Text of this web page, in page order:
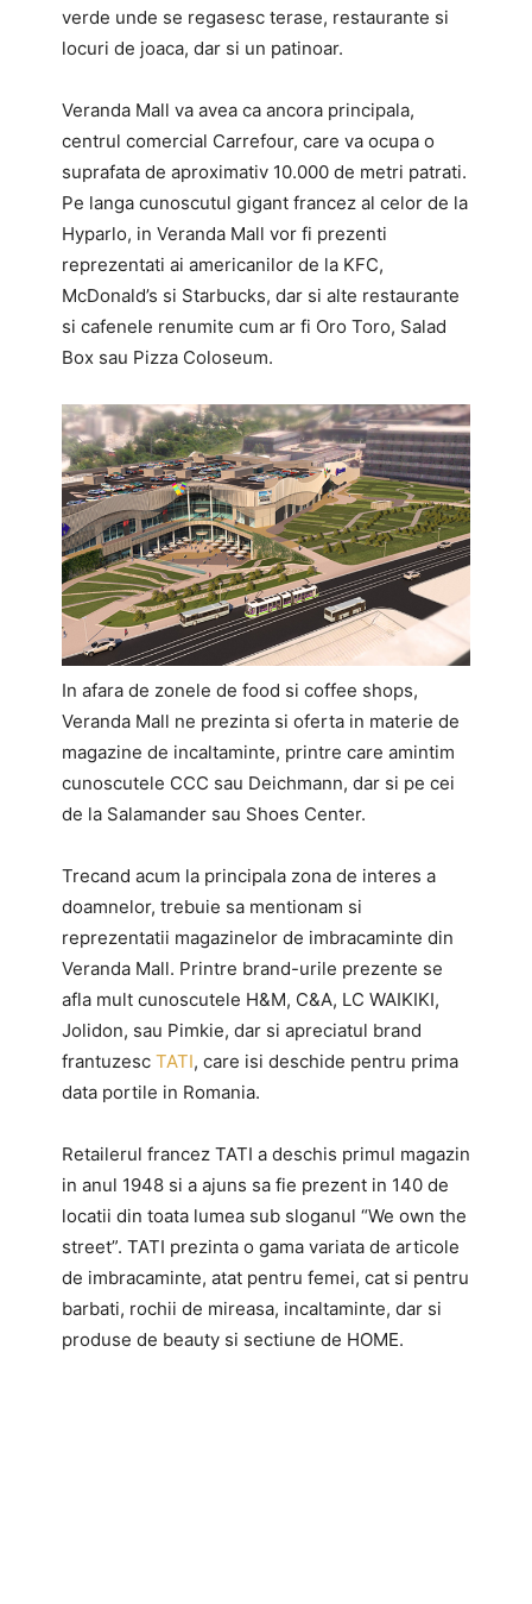
verde unde se regasesc terase, restaurante si
locuri de joaca, dar si un patinoar.
Veranda Mall va avea ca ancora principala,
centrul comercial Carrefour, care va ocupa o
suprafata de aproximativ 10.000 de metri patrati.
Pe langa cunoscutul gigant francez al celor de la
Hyparlo, in Veranda Mall vor fi prezenti
reprezentati ai americanilor de la KFC,
McDonald’s si Starbucks, dar si alte restaurante
si cafenele renumite cum ar fi Oro Toro, Salad
Box sau Pizza Coloseum.
In afara de zonele de food si coffee shops,
Veranda Mall ne prezinta si oferta in materie de
magazine de incaltaminte, printre care amintim
cunoscutele CCC sau Deichmann, dar si pe cei
de la Salamander sau Shoes Center.
Trecand acum la principala zona de interes a
doamnelor, trebuie sa mentionam si
reprezentatii magazinelor de imbracaminte din
Veranda Mall. Printre brand-urile prezente se
afla mult cunoscutele H&M, C&A, LC WAIKIKI,
Jolidon, sau Pimkie, dar si apreciatul brand
frantuzesc TATI, care isi deschide pentru prima
data portile in Romania.
Retailerul francez TATI a deschis primul magazin
in anul 1948 si a ajuns sa fie prezent in 140 de
locatii din toata lumea sub sloganul “We own the
street”. TATI prezinta o gama variata de articole
de imbracaminte, atat pentru femei, cat si pentru
barbati, rochii de mireasa, incaltaminte, dar si
produse de beauty si sectiune de HOME.